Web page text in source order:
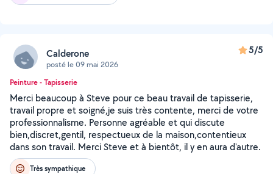
Calderone
posté le 09 mai 2026
5/5
Peinture - Tapisserie
Merci beaucoup à Steve pour ce beau travail de tapisserie,
travail propre et soigné,je suis très contente, merci de votre
professionnalisme. Personne agréable et qui discute
bien,discret,gentil, respectueux de la maison,contentieux
dans son travail. Merci Steve et à bientôt, il y en aura d'autre.
Très sympathique